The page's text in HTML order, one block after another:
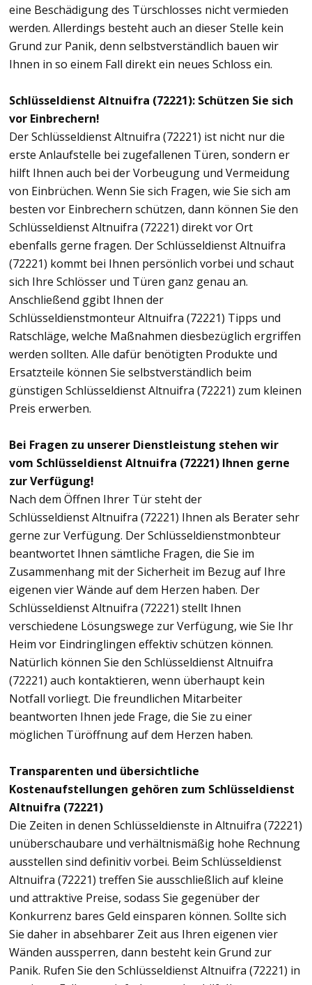
eine Beschädigung des Türschlosses nicht vermieden
werden. Allerdings besteht auch an dieser Stelle kein
Grund zur Panik, denn selbstverständlich bauen wir
Ihnen in so einem Fall direkt ein neues Schloss ein.
Schlüsseldienst Altnuifra (72221): Schützen Sie sich
vor Einbrechern!
Der Schlüsseldienst Altnuifra (72221) ist nicht nur die
erste Anlaufstelle bei zugefallenen Türen, sondern er
hilft Ihnen auch bei der Vorbeugung und Vermeidung
von Einbrüchen. Wenn Sie sich Fragen, wie Sie sich am
besten vor Einbrechern schützen, dann können Sie den
Schlüsseldienst Altnuifra (72221) direkt vor Ort
ebenfalls gerne fragen. Der Schlüsseldienst Altnuifra
(72221) kommt bei Ihnen persönlich vorbei und schaut
sich Ihre Schlösser und Türen ganz genau an.
Anschließend ggibt Ihnen der
Schlüsseldienstmonteur Altnuifra (72221) Tipps und
Ratschläge, welche Maßnahmen diesbezüglich ergriffen
werden sollten. Alle dafür benötigten Produkte und
Ersatzteile können Sie selbstverständlich beim
günstigen Schlüsseldienst Altnuifra (72221) zum kleinen
Preis erwerben.
Bei Fragen zu unserer Dienstleistung stehen wir
vom Schlüsseldienst Altnuifra (72221) Ihnen gerne
zur Verfügung!
Nach dem Öffnen Ihrer Tür steht der
Schlüsseldienst Altnuifra (72221) Ihnen als Berater sehr
gerne zur Verfügung. Der Schlüsseldienstmonbteur
beantwortet Ihnen sämtliche Fragen, die Sie im
Zusammenhang mit der Sicherheit im Bezug auf Ihre
eigenen vier Wände auf dem Herzen haben. Der
Schlüsseldienst Altnuifra (72221) stellt Ihnen
verschiedene Lösungswege zur Verfügung, wie Sie Ihr
Heim vor Eindringlingen effektiv schützen können.
Natürlich können Sie den Schlüsseldienst Altnuifra
(72221) auch kontaktieren, wenn überhaupt kein
Notfall vorliegt. Die freundlichen Mitarbeiter
beantworten Ihnen jede Frage, die Sie zu einer
möglichen Türöffnung auf dem Herzen haben.
Transparenten und übersichtliche
Kostenaufstellungen gehören zum Schlüsseldienst
Altnuifra (72221)
Die Zeiten in denen Schlüsseldienste in Altnuifra (72221)
unüberschaubare und verhältnismäßig hohe Rechnung
ausstellen sind definitiv vorbei. Beim Schlüsseldienst
Altnuifra (72221) treffen Sie ausschließlich auf kleine
und attraktive Preise, sodass Sie gegenüber der
Konkurrenz bares Geld einsparen können. Sollte sich
Sie daher in absehbarer Zeit aus Ihren eigenen vier
Wänden aussperren, dann besteht kein Grund zur
Panik. Rufen Sie den Schlüsseldienst Altnuifra (72221) in